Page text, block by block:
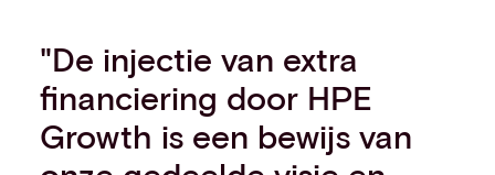
"De injectie van extra
financiering door HPE
Growth is een bewijs van